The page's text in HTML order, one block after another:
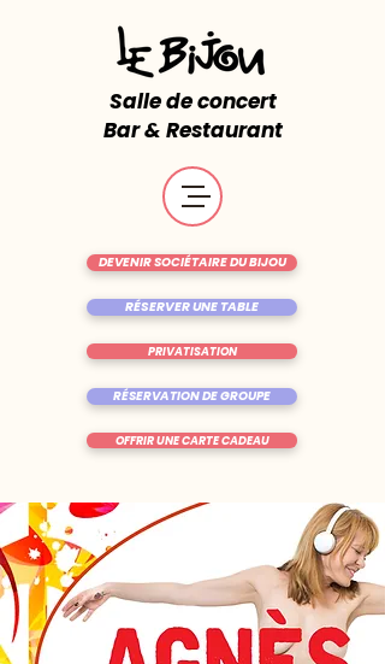
Salle de concert
Bar & Restaurant
RÉSERVER UNE TABLE
OFFRIR UNE CARTE CADEAU
DEVENIR SOCIÉTAIRE DU BIJOU
RÉSERVATION DE GROUPE
PRIVATISATION